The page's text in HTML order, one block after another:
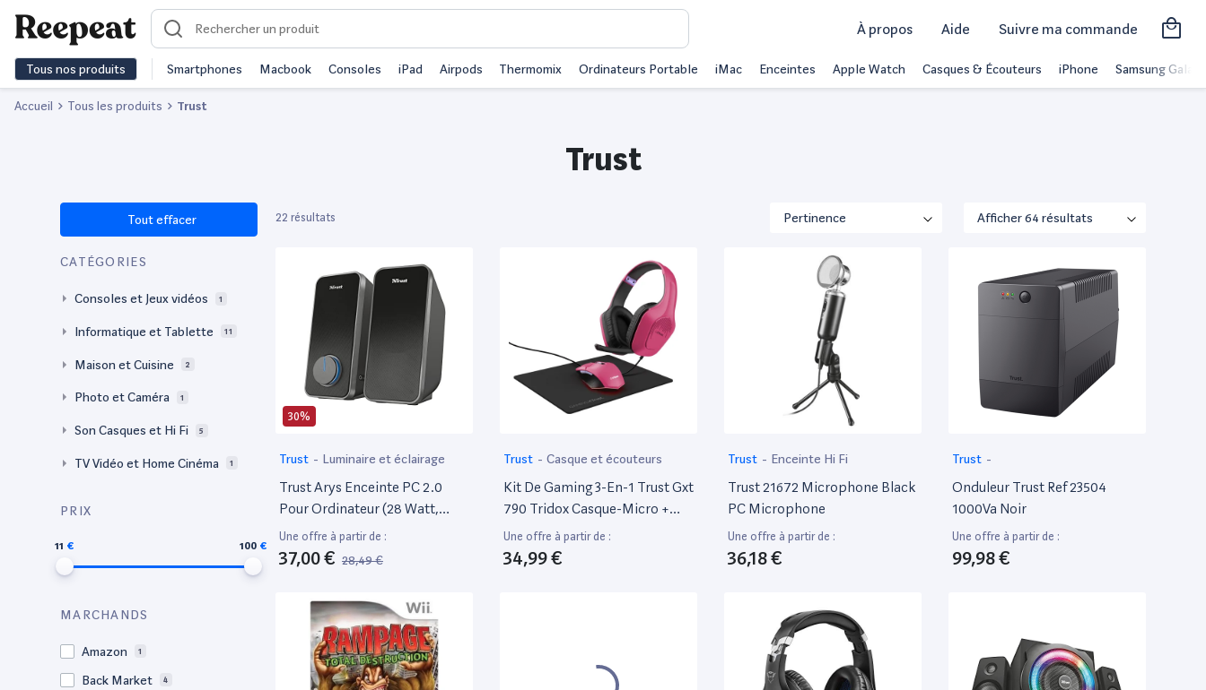
À propos Aide Suivre ma commande
Tous nos produits Smartphones Macbook Consoles iPad Airpods Thermomix Ordinateurs Portable iMac Enceintes Apple Watch Casques & Écouteurs iPhone Samsung Galaxy
Accueil Tous les produits Trust
Trust
Tout effacer
CATÉGORIES
Consoles et Jeux vidéos 1
Informatique et Tablette 11
Maison et Cuisine 2
Photo et Caméra 1
Son Casques et Hi Fi 5
TV Vidéo et Home Cinéma 1
PRIX
11 100
MARCHANDS
Amazon 1
Back Market 4
22 résultats
30%
Trust - Luminaire et éclairage
Trust Arys Enceinte PC 2.0
Pour Ordinateur (28 Watt,
Alimentation Usb) - Noir
Une offre à partir de :
37,00 € 28,49 €
Trust - Casque et écouteurs
Kit De Gaming 3-En-1 Trust Gxt
790 Tridox Casque-Micro +
Souris Éclairée + Tapis De
Souris Rose
Une offre à partir de :
34,99 €
Trust - Enceinte Hi Fi
Trust 21672 Microphone Black
PC Microphone
Une offre à partir de :
36,18 €
Trust -
Onduleur Trust Ref 23504
1000Va Noir
Une offre à partir de :
99,98 €